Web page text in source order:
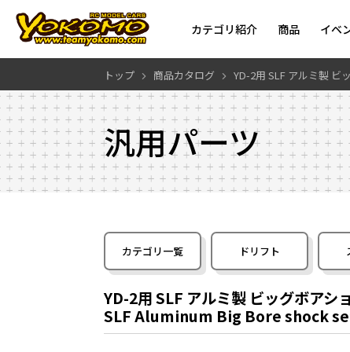
カテゴリ紹介 商品 イベ
トップ 商品カタログ YD-2用 SLF アルミ製 ビ
汎用パーツ
カテゴリ一覧 ドリフト
YD-2用 SLF アルミ製 ビッグボアシ
SLF Aluminum Big Bore shock